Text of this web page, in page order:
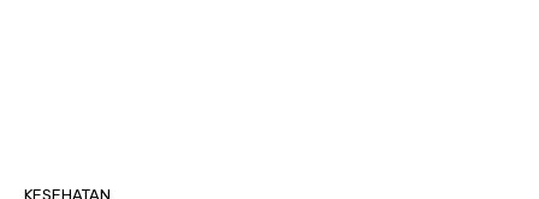
KESEHATAN